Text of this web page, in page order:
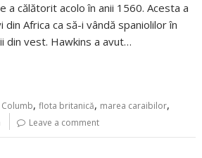
a călătorit acolo în anii 1560. Acesta a
Africa ca să-i vândă spaniolilor în
din vest. Hawkins a avut…
Columb,flota britanică, marea caraibilor,
Leave a comment